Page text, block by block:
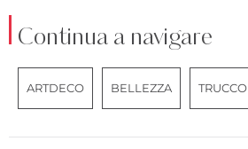
Continua a navigare
ARTDECO BELLEZZA TRUCCO